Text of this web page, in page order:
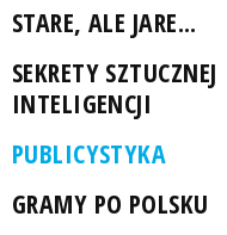
STARE, ALE JARE...
SEKRETY SZTUCZNEJ
INTELIGENCJI
PUBLICYSTYKA
GRAMY PO POLSKU